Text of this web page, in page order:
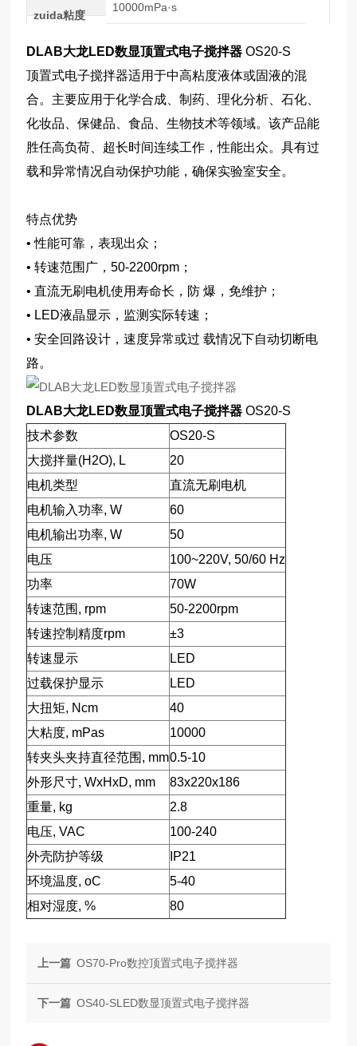
zuida粘度
10000mPa·s
DLAB大龙LED数显顶置式电子搅拌器 OS20-S
顶置式电子搅拌器适用于中高粘度液体或固液的混
合。主要应用于化学合成、制药、理化分析、石化、
化妆品、保健品、食品、生物技术等领域。该产品能
胜任高负荷、超长时间连续工作，性能出众。具有过
载和异常情况自动保护功能，确保实验室安全。
特点优势
• 性能可靠，表现出众；
• 转速范围广，50-2200rpm；
• 直流无刷电机使用寿命长，防 爆，免维护；
• LED液晶显示，监测实际转速；
• 安全回路设计，速度异常或过 载情况下自动切断电
路。
DLAB大龙LED数显顶置式电子搅拌器 OS20-S
技术参数
OS20-S
大搅拌量(H2O), L
20
电机类型
直流无刷电机
电机输入功率, W
60
电机输出功率, W
50
电压
100~220V, 50/60 Hz
功率
70W
转速范围, rpm
50-2200rpm
转速控制精度rpm
±3
转速显示
LED
过载保护显示
LED
大扭矩, Ncm
40
大粘度, mPas
10000
转夹头夹持直径范围, mm0.5-10
外形尺寸, WxHxD, mm
83x220x186
重量, kg
2.8
电压, VAC
100-240
外壳防护等级
IP21
环境温度, oC
5-40
相对湿度, %
80
上一篇 OS70-Pro数控顶置式电子搅拌器
下一篇 OS40-SLED数显顶置式电子搅拌器